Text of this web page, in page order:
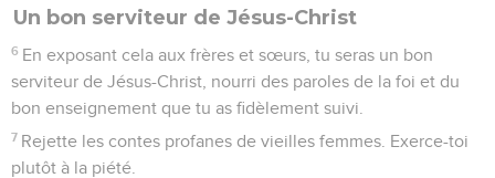
Un bon serviteur de Jésus-Christ
6 En exposant cela aux frères et sœurs, tu seras un bon
serviteur de Jésus-Christ, nourri des paroles de la foi et du
bon enseignement que tu as fidèlement suivi.
7 Rejette les contes profanes de vieilles femmes. Exerce-toi
plutôt à la piété.